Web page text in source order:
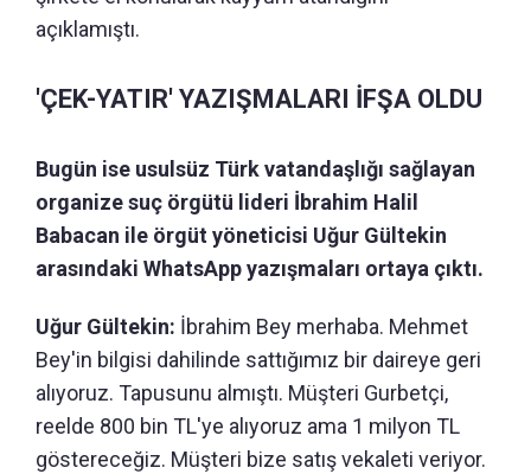
açıklamıştı.
'ÇEK-YATIR' YAZIŞMALARI İFŞA OLDU
Bugün ise usulsüz Türk vatandaşlığı sağlayan
organize suç örgütü lideri İbrahim Halil
Babacan ile örgüt yöneticisi Uğur Gültekin
arasındaki WhatsApp yazışmaları ortaya çıktı.
Uğur Gültekin: İbrahim Bey merhaba. Mehmet
Bey'in bilgisi dahilinde sattığımız bir daireye geri
alıyoruz. Tapusunu almıştı. Müşteri Gurbetçi,
reelde 800 bin TL'ye alıyoruz ama 1 milyon TL
göstereceğiz. Müşteri bize satış vekaleti veriyor.